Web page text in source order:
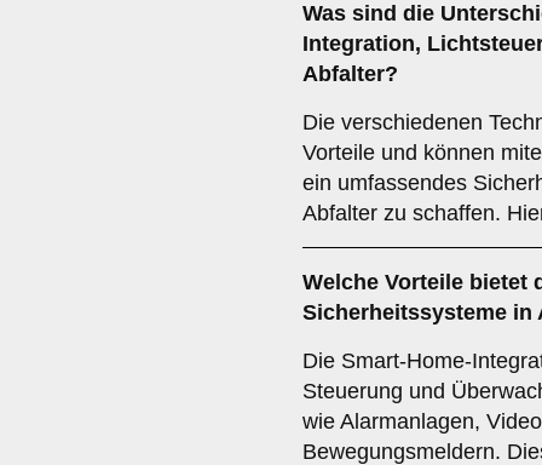
Was sind die
Integration,
Abfalter?
Die verschiedenen
Vorteile und können
ein umfassendes
Abfalter zu schaffen.
Welche Vorteile bietet
Sicherheitssysteme in
Die Smart-Home-
Steuerung und
wie Alarmanlagen,
Bewegungsmeldern.